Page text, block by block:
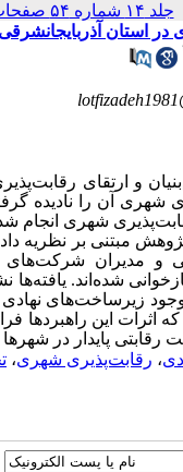
جلد ۱۴ شماره ۵۴ صفحات ۴۳-۲۹
ارتقای رقابت‌پذیری
شهری آن را نادیده
شهری انجام
مبتنی بر نظریه
و مدیران شرکت‌های
شده‌اند. یافته‌ها
زیرساخت‌های نهادی
این راهبردها
پایدار در
، رقابت‌پذیری شهری،